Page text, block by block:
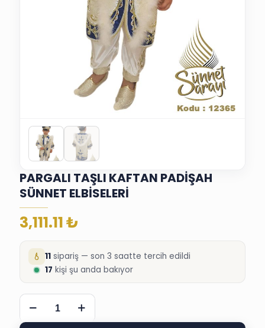
PARGALI TAŞLI KAFTAN PADİŞAH
SÜNNET ELBİSELERİ
3,111.11₺
11 sipariş — son 3 saatte tercih edildi
17 kişi şu anda bakıyor
PARGALI
TAŞLI
KAFTAN